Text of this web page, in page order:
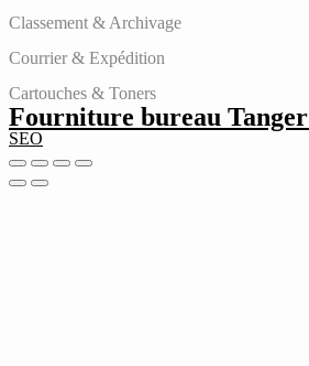
Classement & Archivage
Courrier & Expédition
Cartouches & Toners
Fourniture bureau
SEO